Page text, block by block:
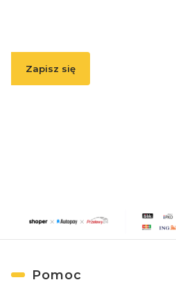
Zapisz się
Linki w stopce
Pomoc